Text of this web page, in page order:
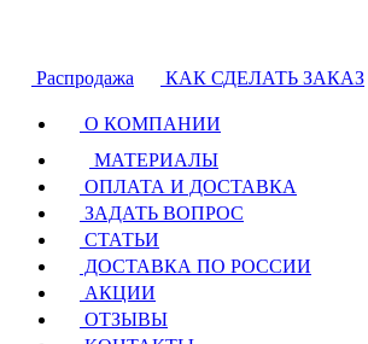
Распродажа КАК СДЕЛАТЬ ЗАКАЗ
О КОМПАНИИ
МАТЕРИАЛЫ
ОПЛАТА И ДОСТАВКА
ЗАДАТЬ ВОПРОС
СТАТЬИ
ДОСТАВКА ПО РОССИИ
АКЦИИ
ОТЗЫВЫ